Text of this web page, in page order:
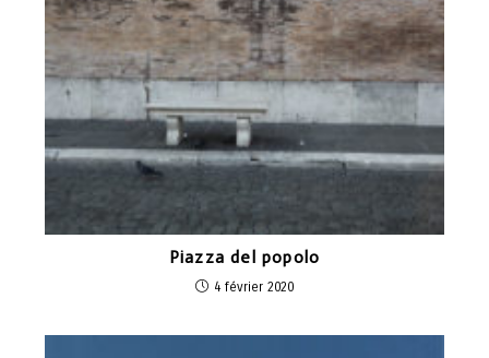
Piazza del popolo
4 février 2020